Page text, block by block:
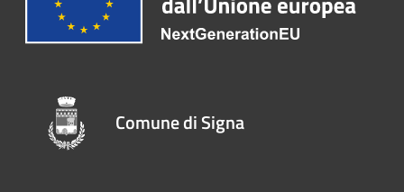
Comune di Signa